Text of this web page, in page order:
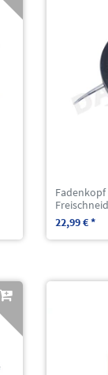
Fadenkopf
22,99 € *